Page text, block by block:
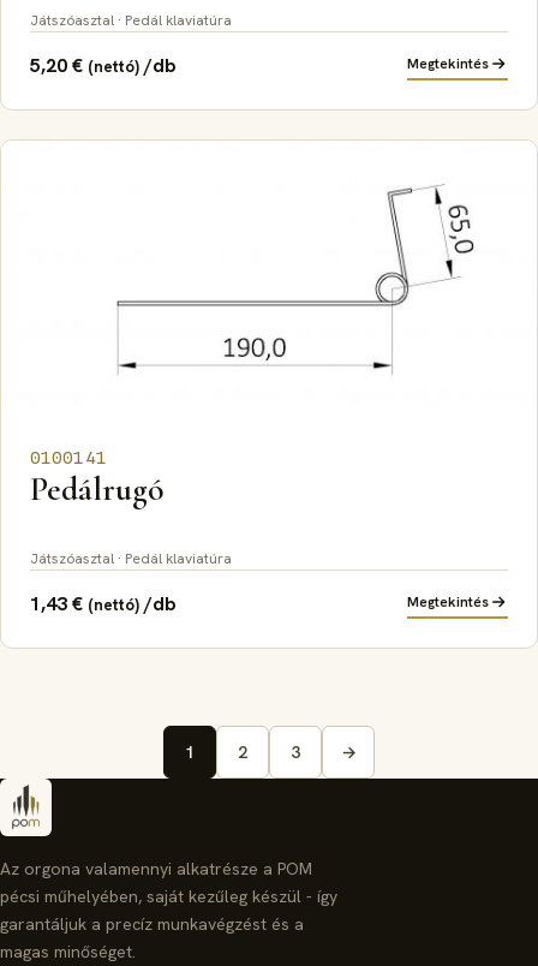
Játszóasztal · Pedál klaviatúra
5,20€ (nettó) /db Megtekintés
0100141
Pedálrugó
Játszóasztal · Pedál klaviatúra
1,43€ (nettó) /db Megtekintés
1 2 3 →
Az orgona valamennyi alkatrésze a POM
pécsi műhelyében, saját kezűleg készül - így
garantáljuk a precíz munkavégzést és a
magas minőséget.